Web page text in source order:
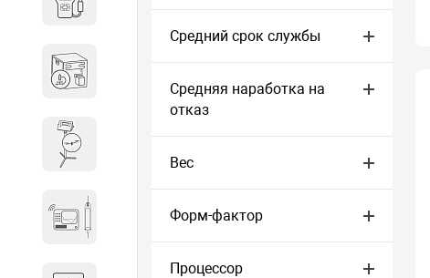
оборудование
Атомно-эмиссионные
спектрометры
Гидроакустическое
оборудование
Средний срок службы
Средняя наработка на
отказ
Вес
Форм-фактор
Процессор